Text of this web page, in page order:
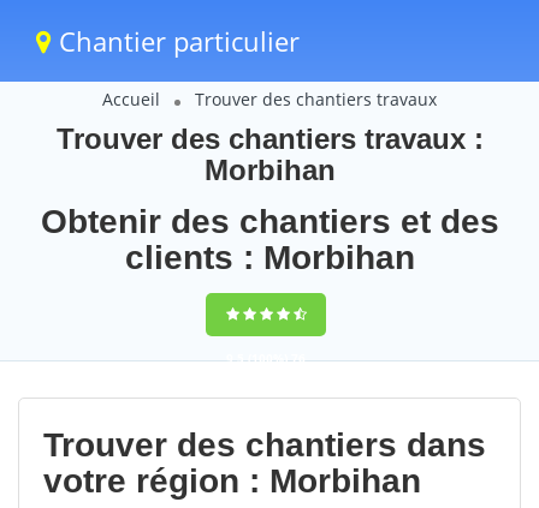
Chantier particulier
Accueil Trouver des chantiers travaux
Trouver des chantiers travaux :
Morbihan
Obtenir des chantiers et des
clients : Morbihan
9,5(100%)76
votes
Trouver des chantiers dans
votre région : Morbihan